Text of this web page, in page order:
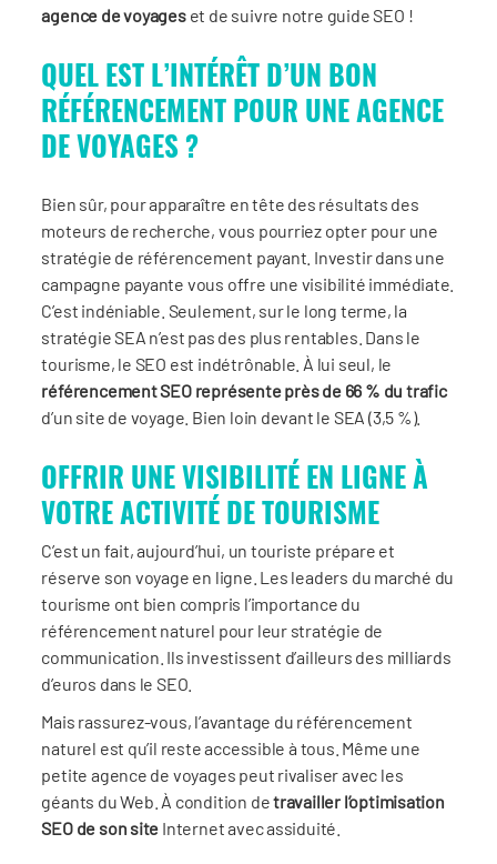
agence de voyages et de suivre notre guide SEO !
QUEL EST L’INTÉRÊT D’UN BON
RÉFÉRENCEMENT POUR UNE AGENCE
DE VOYAGES ?
Bien sûr, pour apparaître en tête des résultats des
moteurs de recherche, vous pourriez opter pour une
stratégie de référencement payant. Investir dans une
campagne payante vous offre une visibilité immédiate.
C’est indéniable. Seulement, sur le long terme, la
stratégie SEA n’est pas des plus rentables. Dans le
tourisme, le SEO est indétrônable. À lui seul, le
référencement SEO représente près de 66 % du trafic
d’un site de voyage. Bien loin devant le SEA (3,5 %).
OFFRIR UNE VISIBILITÉ EN LIGNE À
VOTRE ACTIVITÉ DE TOURISME
C’est un fait, aujourd’hui, un touriste prépare et
réserve son voyage en ligne. Les leaders du marché du
tourisme ont bien compris l’importance du
référencement naturel pour leur stratégie de
communication. Ils investissent d’ailleurs des milliards
d’euros dans le SEO.
Mais rassurez-vous, l’avantage du référencement
naturel est qu’il reste accessible à tous. Même une
petite agence de voyages peut rivaliser avec les
géants du Web. À condition detravailler l’optimisation
SEO de son site Internet avec assiduité.